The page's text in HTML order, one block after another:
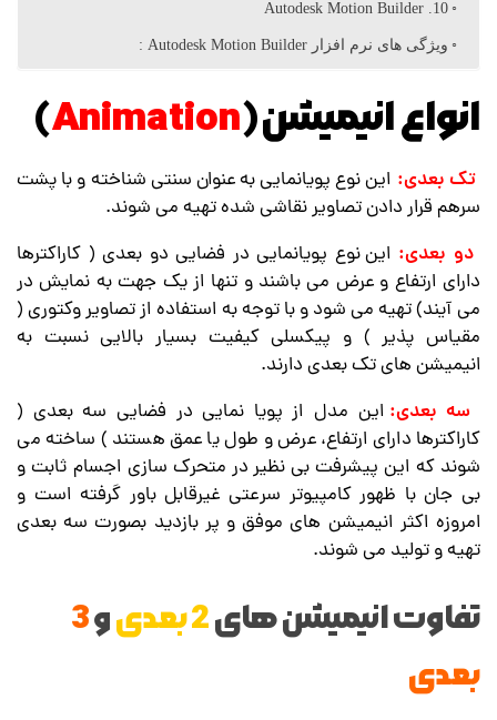
10. Autodesk Motion Builder
ویژگی های نرم افزار Autodesk Motion Builder :
انواعانیمیشن(Animation
)
تک بعدی: این نوع پویانمایی به عنوان سنتی شناخته و با پشت
سرهم قرار دادن تصاویر نقاشی شده تهیه می شوند.
دو بعدی: این نوع پویانمایی در فضایی دو بعدی ( کاراکترها
دارای ارتفاع و عرض می باشند و تنها از یک جهت به نمایش در
می آیند) تهیه می شود و با توجه به استفاده از تصاویر وکتوری (
مقیاس پذیر ) و پیکسلی کیفیت بسیار بالایی نسبت به
انیمیشن های تک بعدی دارند.
سه بعدی: این مدل از پویا نمایی در فضایی سه بعدی (
کاراکترها دارای ارتفاع، عرض و طول یا عمق هستند ) ساخته می
شوند که این پیشرفت بی نظیر در متحرک سازی اجسام ثابت و
بی جان با ظهور کامپیوتر سرعتی غیرقابل باور گرفته است و
امروزه اکثر انیمیشن های موفق و پر بازدید بصورت سه بعدی
تهیه و تولید می شوند.
تفاوت انیمیشن های2 بعدی و3
بعدی